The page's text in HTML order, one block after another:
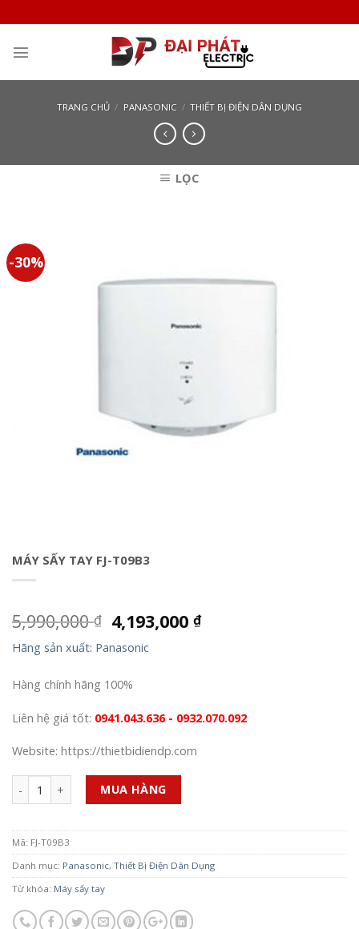
to
content
TRANG CHỦ / PANASONIC / THIẾT BỊ ĐIỆN DÂN DỤNG
LỌC
-30%
MÁY SẤY TAY FJ-T09B3
5,990,000₫ 4,193,000₫
Hãng sản xuất: Panasonic
Hàng chính hãng 100%
Liên hệ giá tốt: 0941.043.636 - 0932.070.092
Website: https://thietbidiendp.com
Số lượng MUA HÀNG
Mã: FJ-T09B3
Danh mục: Panasonic, Thiết Bị Điện Dân Dụng
Từ khóa: Máy sấy tay